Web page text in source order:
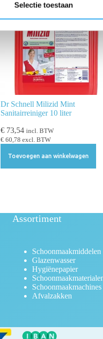
Selectie toestaan
Dr Schnell Milizid Mint
Sanitairreiniger 10 liter
€ 73,54 incl. BTW
€ 60,78 excl. BTW
Toevoegen aan winkelwagen
Assortiment
Schoonmaakmiddelen
Glazenwasser
Hygiënepapier
Schoonmaakmachines
Afvalzakken